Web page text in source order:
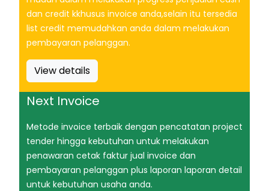
dan credit kkhusus invoice anda,selain itu tersedia
list credit memudahkan anda dalam melakukan
pembayaran pelanggan.
View details
Next Invoice
Metode invoice terbaik dengan pencatatan project
tender hingga kebutuhan untuk melakukan
penawaran cetak faktur jual invoice dan
pembayaran pelanggan plus laporan laporan detail
untuk kebutuhan usaha anda.